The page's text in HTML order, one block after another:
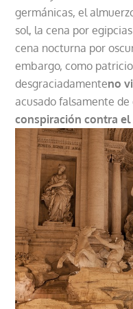
germánicas, el
sol, la cena por
cena nocturna por
embargo, como
desgraciadamenteno
acusado falsamente
conspiración contra